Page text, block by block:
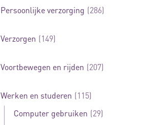
Persoonlijke verzorging 286
Verzorgen 149
Voortbewegen en rijden 207
Werken en studeren
115
Computer gebruiken 29